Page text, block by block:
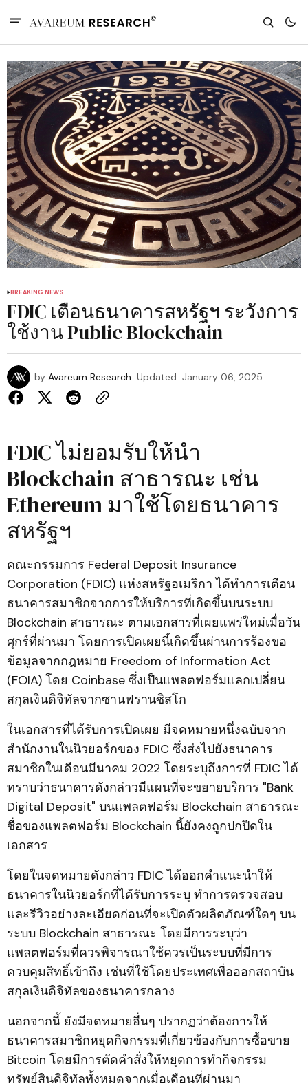
BREAKING NEWS
FDIC เตือนธนาคารสหรัฐฯ ระวังการ
ใช้งาน Public Blockchain
by Avareum Research Updated January 06, 2025
FDIC ไม่ยอมรับให้นำ
Blockchain สาธารณะ เช่น
Ethereum มาใช้โดยธนาคาร
สหรัฐฯ
คณะกรรมการ Federal Deposit Insurance
Corporation (FDIC) แห่งสหรัฐอเมริกา ได้ทำการเตือน
ธนาคารสมาชิกจากการให้บริการที่เกิดขึ้นบนระบบ
Blockchain สาธารณะ ตามเอกสารที่เผยแพร่ใหม่เมื่อวัน
ศุกร์ที่ผ่านมา โดยการเปิดเผยนี้เกิดขึ้นผ่านการร้องขอ
ข้อมูลจากกฎหมาย Freedom of Information Act
(FOIA) โดย Coinbase ซึ่งเป็นแพลตฟอร์มแลกเปลี่ยน
สกุลเงินดิจิทัลจากซานฟรานซิสโก
ในเอกสารที่ได้รับการเปิดเผย มีจดหมายหนึ่งฉบับจาก
สำนักงานในนิวยอร์กของ FDIC ซึ่งส่งไปยังธนาคาร
สมาชิกในเดือนมีนาคม 2022 โดยระบุถึงการที่ FDIC ได้
ทราบว่าธนาคารดังกล่าวมีแผนที่จะขยายบริการ "Bank
Digital Deposit" บนแพลตฟอร์ม Blockchain สาธารณะ
ชื่อของแพลตฟอร์ม Blockchain นี้ยังคงถูกปกปิดใน
เอกสาร
โดยในจดหมายดังกล่าว FDIC ได้ออกคำแนะนำให้
ธนาคารในนิวยอร์กที่ได้รับการระบุ ทำการตรวจสอบ
และรีวิวอย่างละเอียดก่อนที่จะเปิดตัวผลิตภัณฑ์ใดๆ บน
ระบบ Blockchain สาธารณะ โดยมีการระบุว่า
แพลตฟอร์มที่ควรพิจารณาใช้ควรเป็นระบบที่มีการ
ควบคุมสิทธิ์เข้าถึง เช่นที่ใช้โดยประเทศเพื่อออกสถาบัน
สกุลเงินดิจิทัลของธนาคารกลาง
นอกจากนี้ ยังมีจดหมายอื่นๆ ปรากฏว่าต้องการให้
ธนาคารสมาชิกหยุดกิจกรรมที่เกี่ยวข้องกับการซื้อขาย
Bitcoin โดยมีการตัดคำสั่งให้หยุดการทำกิจกรรม
ทรัพย์สินดิจิทัลทั้งหมดจากเมื่อเดือนที่ผ่านมา